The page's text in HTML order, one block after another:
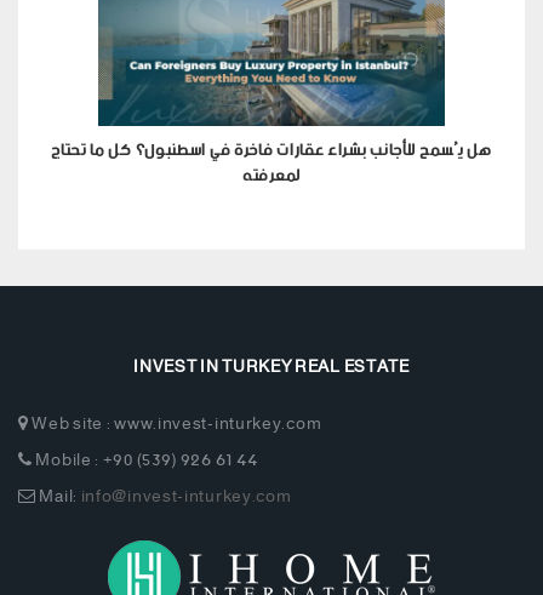
هل يُسمح للأجانب بشراء عقارات فاخرة في اسطنبول؟ كل ما تحتاج
لمعرفته
INVEST IN TURKEY REAL ESTATE
Web site : www.invest-inturkey.com
Mobile : +90 (539) 926 61 44
Mail:info@invest-inturkey.com